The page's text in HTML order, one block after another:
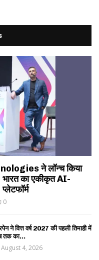
ने लॉन्च किया
का एकीकृत AI-
0
ने वित्त वर्ष 2027 की पहली तिमाही में
तक का...
August 4, 2026